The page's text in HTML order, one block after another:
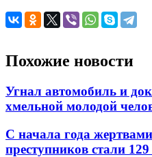
Похожие новости
Угнал автомобиль и
хмельной молодой
С начала года
преступников стали